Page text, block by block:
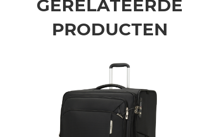
GERELATEERDE
PRODUCTEN